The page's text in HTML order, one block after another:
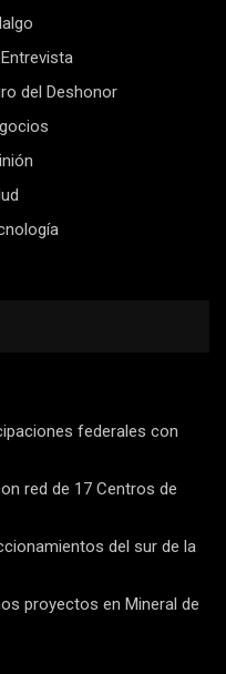
del Deshonor
federales con
red de 17 Centros de
del sur de la
proyectos en Mineral de